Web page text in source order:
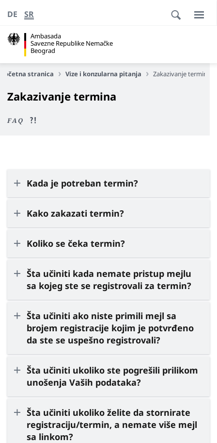
Ambasada
Savezne Republike Nemačke
Beograd
DE SR
Početna stranica Vize i konzularna pitanja Zakazivanje termina
Zakazivanje termina
FAQ
Kada je potreban termin?
Kako zakazati termin?
Koliko se čeka termin?
Šta učiniti kada nemate pristup mejlu
sa kojeg ste se registrovali za termin?
Šta učiniti ako niste primili mejl sa
brojem registracije kojim je potvrđeno
da ste se uspešno registrovali?
Šta učiniti ukoliko ste pogrešili prilikom
unošenja Vaših podataka?
Šta učiniti ukoliko želite da stornirate
registraciju/termin, a nemate više mejl
sa linkom?